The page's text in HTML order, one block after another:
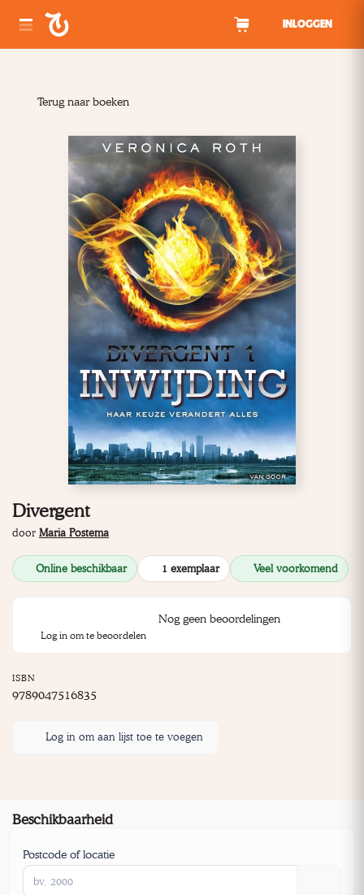
INLOGGEN
Terug naar boeken
Divergent
door Maria Postema
Online beschikbaar 1 exemplaar Veel voorkomend
Nog geen beoordelingen
Log in om te beoordelen
ISBN
9789047516835
Log in om aan lijst toe te voegen
Beschikbaarheid
Postcode of locatie